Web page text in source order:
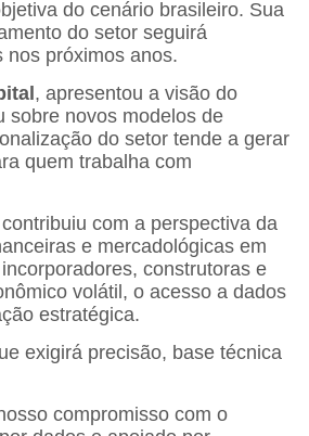
do cenário brasileiro. Sua
do setor seguirá
nos próximos anos.
, apresentou a visão do
sobre novos modelos de
do setor tende a gerar
quem trabalha com
com a perspectiva da
e mercadológicas em
construtoras e
volátil, o acesso a dados
estratégica.
exigirá precisão, base técnica
compromisso com o